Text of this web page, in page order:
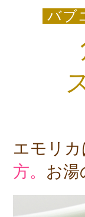
バブ
エモリカ
方。 お湯